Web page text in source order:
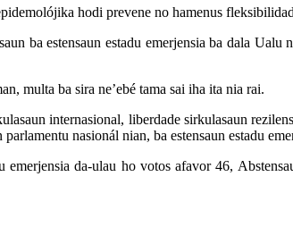
hodi prevene no hamenus
ba estensaun estadu emerjensia ba dala
multa ba sira ne’ebé tama sai iha ita nia rai.
internasional, liberdade sirkulasaun
nasionál nian, ba estensaun estadu
da-ulau ho votos afavor 46,